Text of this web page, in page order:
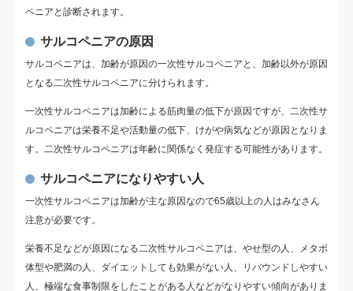
ペニアと診断されます。
サルコペニアの原因
サルコペニアは、加齢が原因の一次性サルコペニアと、加齢以外が原因
となる二次性サルコペニアに分けられます。
一次性サルコペニアは加齢による筋肉量の低下が原因ですが、二次性サ
ルコペニアは栄養不足や活動量の低下、けがや病気などが原因となりま
す。二次性サルコペニアは年齢に関係なく発症する可能性があります。
サルコペニアになりやすい人
一次性サルコペニアは加齢が主な原因なので65歳以上の人はみなさん
注意が必要です。
栄養不足などが原因になる二次性サルコペニアは、やせ型の人、メタボ
体型や肥満の人、ダイエットしても効果がない人、リバウンドしやすい
人、極端な食事制限をしたことがある人などがなりやすい傾向がありま